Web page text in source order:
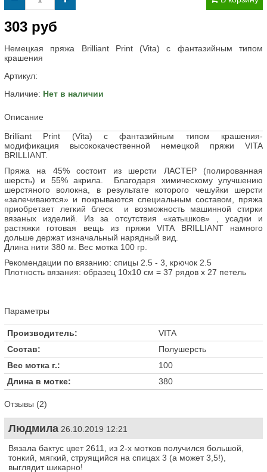
303 руб
Немецкая пряжа Brilliant Print (Vita) с фантазийным типом
крашения
Артикул:
Наличие: Нет в наличии
Описание
Brilliant Print (Vita) с фантазийным типом крашения-
модификация высококачественной немецкой пряжи VITA
BRILLIANT.
Пряжа на 45% состоит из шерсти ЛАСТЕР (полированная
шерсть) и 55% акрила. Благодаря химическому улучшению
шерстяного волокна, в результате которого чешуйки шерсти
«залечиваются» и покрываются специальным составом, пряжа
приобретает легкий блеск и возможность машинной стирки
вязаных изделий. Из за отсутствия «катышков» , усадки и
растяжки готовая вещь из пряжи VITA BRILLIANT намного
дольше держат изначальный нарядный вид.
Длина нити 380 м. Вес мотка 100 гр.
Рекомендации по вязанию: спицы 2.5 - 3, крючок 2.5
Плотность вязания: образец 10х10 см = 37 рядов х 27 петель
Параметры
Производитель:
VITA
Состав:
Полушерсть
Вес мотка г.:
100
Длина в мотке:
380
Отзывы (2)
Людмила 26.10.2019 12:21
Вязала бактус цвет 2611, из 2-х мотков получился большой,
тонкий, мягкий, струящийся на спицах 3 (а может 3,5!),
выглядит шикарно!